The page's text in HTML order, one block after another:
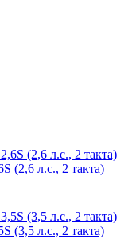
(2,6 л.с., 2 такта)
(3,5 л.с., 2 такта)